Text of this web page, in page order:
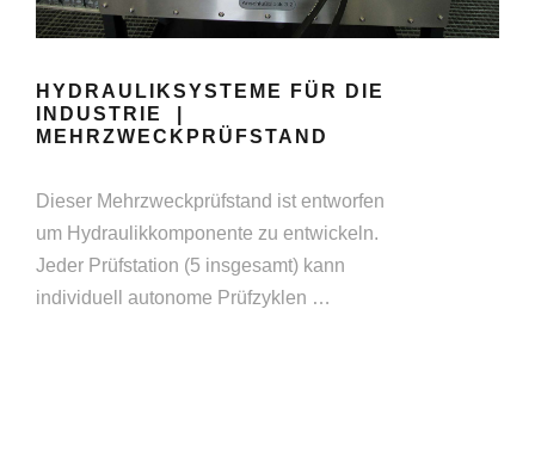
HYDRAULIKSYSTEME FÜR DIE
INDUSTRIE |
MEHRZWECKPRÜFSTAND
Dieser Mehrzweckprüfstand ist entworfen
um Hydraulikkomponente zu entwickeln.
Jeder Prüfstation (5 insgesamt) kann
individuell autonome Prüfzyklen …